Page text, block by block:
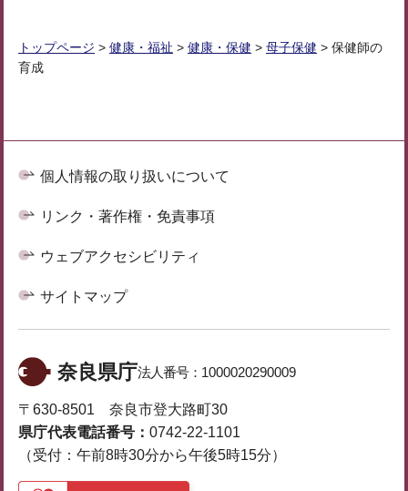
トップページ > 健康・福祉 > 健康・保健 > 母子保健 > 保健師の
育成
個人情報の取り扱いについて
リンク・著作権・免責事項
ウェブアクセシビリティ
サイトマップ
奈良県庁法人番号： 1000020290009
〒630-8501 奈良市登大路町30
県庁代表電話番号： 0742-22-1101
（受付：午前8時30分から午後5時15分）